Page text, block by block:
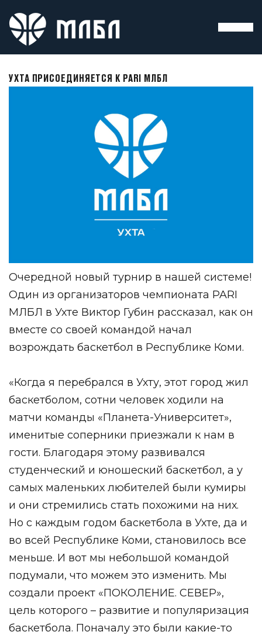
УХТА ПРИСОЕДИНЯЕТСЯ К PARI МЛБЛ
Очередной новый турнир в нашей системе!
Один из организаторов чемпионата PARI
МЛБЛ в Ухте Виктор Губин рассказал, как он
вместе со своей командой начал
возрождать баскетбол в Республике Коми.
«Когда я перебрался в Ухту, этот город жил
баскетболом, сотни человек ходили на
матчи команды «Планета-Университет»,
именитые соперники приезжали к нам в
гости. Благодаря этому развивался
студенческий и юношеский баскетбол, а у
самых маленьких любителей были кумиры
и они стремились стать похожими на них.
Но с каждым годом баскетбола в Ухте, да и
во всей Республике Коми, становилось все
меньше. И вот мы небольшой командой
подумали, что можем это изменить. Мы
создали проект «ПОКОЛЕНИЕ. СЕВЕР»,
цель которого – развитие и популяризация
баскетбола. Поначалу это были какие-то